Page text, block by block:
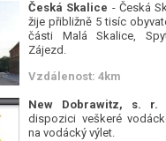
Česká Skalice - Česká
žije přibližně 5 tisíc
části Malá Skalice,
Zájezd.
Vzdálenost: 4km
New Dobrawitz, s. r.
dispozici veškeré
na vodácký výlet.